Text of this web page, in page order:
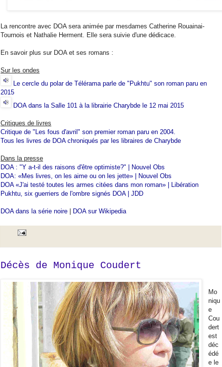
La rencontre avec DOA sera animée par mesdames Catherine Rouainai-
Tournois et Nathalie Herment. Elle sera suivie d'une dédicace.
En savoir plus sur DOA et ses romans :
Sur les ondes
Le cercle du polar de Télérama parle de "Pukhtu" son roman paru en
2015
DOA dans la Salle 101 à la librairie Charybde le 12 mai 2015
Critiques de livres
Critique de "Les fous d'avril" son premier roman paru en 2004.
Tous les livres de DOA chroniqués par les libraires de Charybde
Dans la presse
DOA : "Y a-t-il des raisons d'être optimiste?" | Nouvel Obs
DOA: «Mes livres, on les aime ou on les jette» | Nouvel Obs
DOA «J'ai testé toutes les armes citées dans mon roman» | Libération
Pukhtu, six guerriers de l'ombre signés DOA | JDD
DOA dans la série noire DOA sur Wikipedia
Décès de Monique Coudert
Mo
niqu
e
Cou
dert
est
déc
édé
e le